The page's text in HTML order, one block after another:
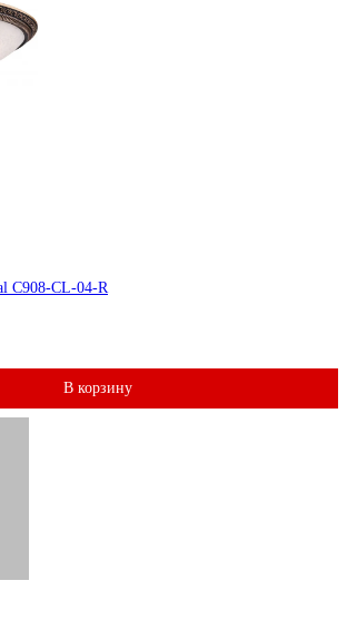
C908-CL-04-R
В корзину